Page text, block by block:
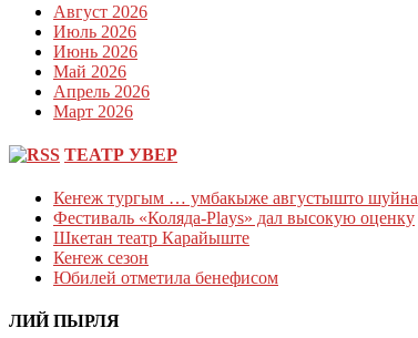
Август 2026
Июль 2026
Июнь 2026
Май 2026
Апрель 2026
Март 2026
ТЕАТР УВЕР
Кеҥеж тургым … умбакыже августышто шуйна
Фестиваль «Коляда-Plays» дал высокую оценку
Шкетан театр Карайыште
Кеҥеж сезон
Юбилей отметила бенефисом
ЛИЙ ПЫРЛЯ